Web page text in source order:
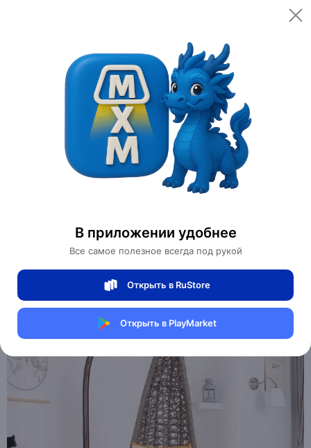
В приложении удобнее
Все самое полезное всегда под рукой
Открыть в RuStore
Открыть в PlayMarket
Открыть
Категории
Мебель для дома и офиса
Подвесные кресла
Подвесное кресло из ротанга Zlor
0 отзывов 0
Магазин Ephdarren
Артикул:MXM3503027348